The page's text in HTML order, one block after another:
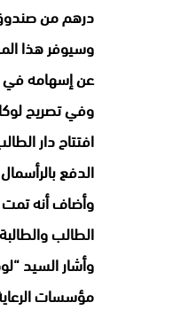
درهم من صندوق
عن إسهامه في
وفي تصريح
افتتاح دار
الدفع
وأضاف أنه تمت
الطالب والطالبة
وأشار السيد
مؤسسات